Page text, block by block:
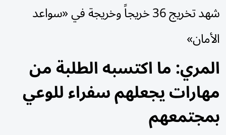
شهد تخريج 36 خريجاً وخريجة في «سواعد
الأمان»
المري: ما اكتسبه الطلبة من
مهارات يجعلهم سفراء للوعي
بمجتمعهم